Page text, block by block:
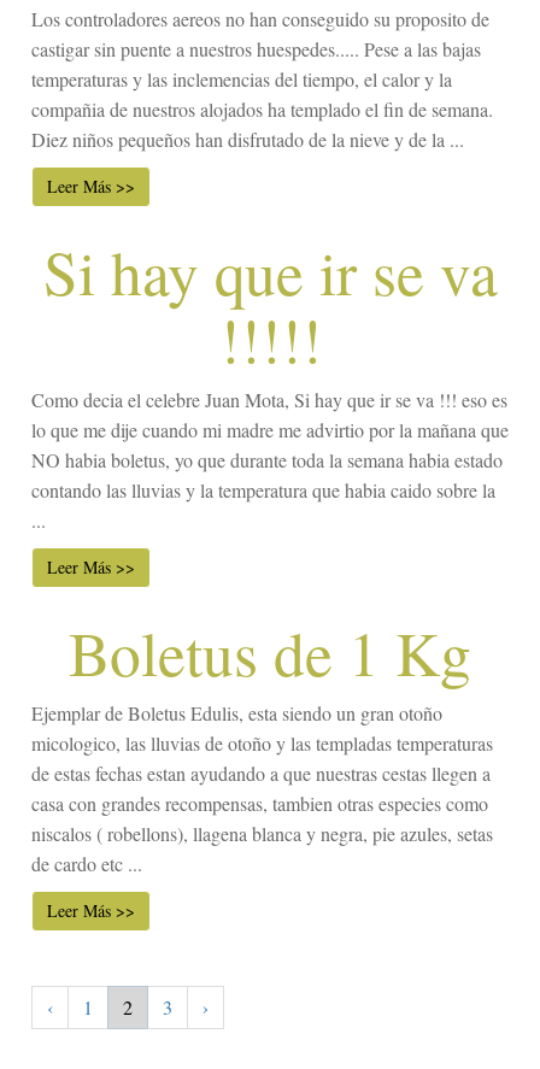
Los controladores aereos no han conseguido su proposito de
castigar sin puente a nuestros huespedes..... Pese a las bajas
temperaturas y las inclemencias del tiempo, el calor y la
compañia de nuestros alojados ha templado el fin de semana.
Diez niños pequeños han disfrutado de la nieve y de la ...
Leer Más >>
Si hay que ir se va
!!!!!
Como decia el celebre Juan Mota, Si hay que ir se va !!! eso es
lo que me dije cuando mi madre me advirtio por la mañana que
NO habia boletus, yo que durante toda la semana habia estado
contando las lluvias y la temperatura que habia caido sobre la
...
Leer Más >>
Boletus de 1 Kg
Ejemplar de Boletus Edulis, esta siendo un gran otoño
micologico, las lluvias de otoño y las templadas temperaturas
de estas fechas estan ayudando a que nuestras cestas llegen a
casa con grandes recompensas, tambien otras especies como
niscalos ( robellons), llagena blanca y negra, pie azules, setas
de cardo etc ...
Leer Más >>
‹ 1 2 3 ›